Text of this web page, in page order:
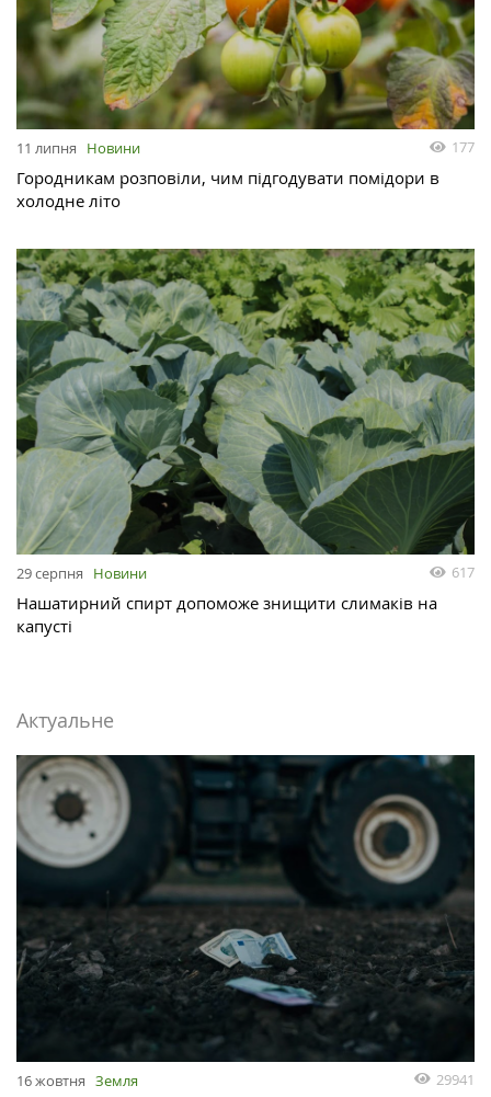
11 липня Новини 177
Городникам розповіли, чим підгодувати помідори в
холодне літо
29 серпня Новини 617
Нашатирний спирт допоможе знищити слимаків на
капусті
Актуальне
16 жовтня Земля 29941